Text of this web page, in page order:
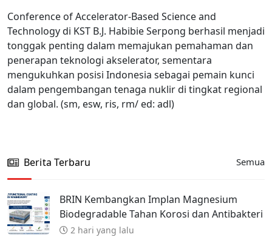
Conference of Accelerator-Based Science and
Technology di KST B.J. Habibie Serpong berhasil menjadi
tonggak penting dalam memajukan pemahaman dan
penerapan teknologi akselerator, sementara
mengukuhkan posisi Indonesia sebagai pemain kunci
dalam pengembangan tenaga nuklir di tingkat regional
dan global. (sm, esw, ris, rm/ ed: adl)
Berita Terbaru Semua
BRIN Kembangkan Implan Magnesium
Biodegradable Tahan Korosi dan Antibakteri
2 hari yang lalu